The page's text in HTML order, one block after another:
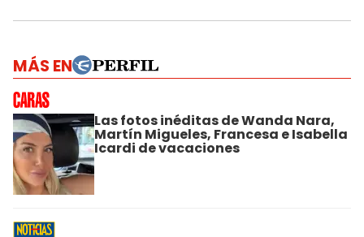
MÁS EN
Las fotos inéditas de Wanda Nara,
Martín Migueles, Francesa e Isabella
Icardi de vacaciones